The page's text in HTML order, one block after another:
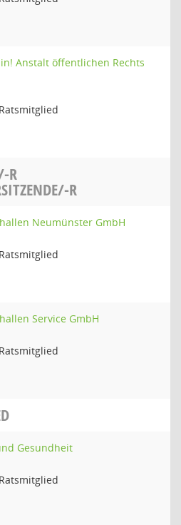
Anstalt öffentlichen Rechts
R
R
Neumünster GmbH
Service GmbH
Gesundheit